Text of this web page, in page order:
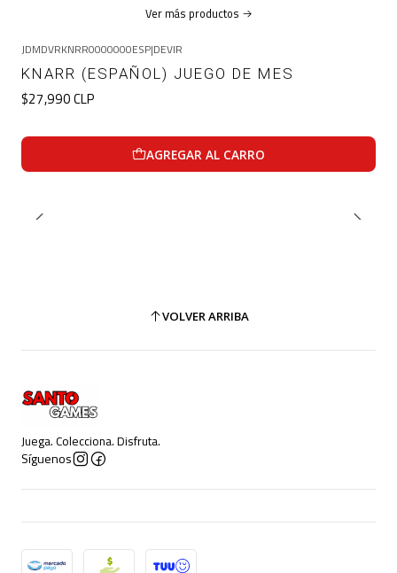
Ver más productos
JDMDVRKNRR0000000ESP|DEVIR
KNARR (ESPAÑOL) JUEGO DE MES
$27,990 CLP
AGREGAR AL CARRO
VOLVER ARRIBA
Juega. Colecciona. Disfruta.
Síguenos